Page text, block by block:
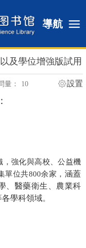
導航
及學位增強版試用
量： 10 設置
，強化與高校、公益機
單位共800余家， 涵蓋
、醫藥衛生、農業科
學科領域。